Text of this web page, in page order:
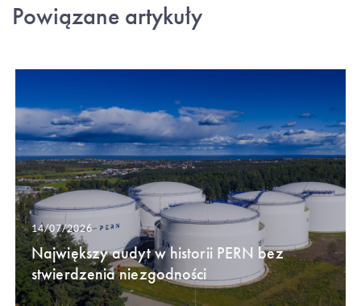
Powiązane artykuły
14/07/2026
Największy audyt w historii PERN bez
stwierdzenia niezgodności